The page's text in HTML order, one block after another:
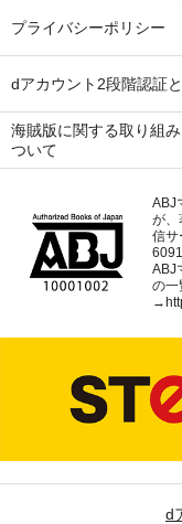
プライバシーポリシー
dアカウント2段階認証
海賊版に関する取り組み
ついて
ABJ
が、
信サ
ABJ
の一
→
d